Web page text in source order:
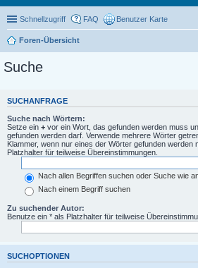
Schnellzugriff FAQ Benutzer Karte
Foren-Übersicht
Suche
SUCHANFRAGE
Suche nach Wörtern:
Setze ein + vor ein Wort, das gefunden werden muss
gefunden werden darf. Verwende mehrere Wörter
Klammer, wenn nur eines der Wörter gefunden werden
Platzhalter für teilweise Übereinstimmungen.
Nach allen Begriffen suchen oder Suche wie
Nach einem Begriff suchen
Zu suchender Autor:
Benutze ein * als Platzhalter für teilweise
SUCHOPTIONEN